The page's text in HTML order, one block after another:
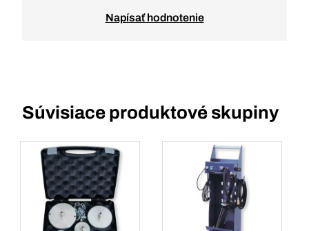
Napísať hodnotenie
Súvisiace produktové skupiny